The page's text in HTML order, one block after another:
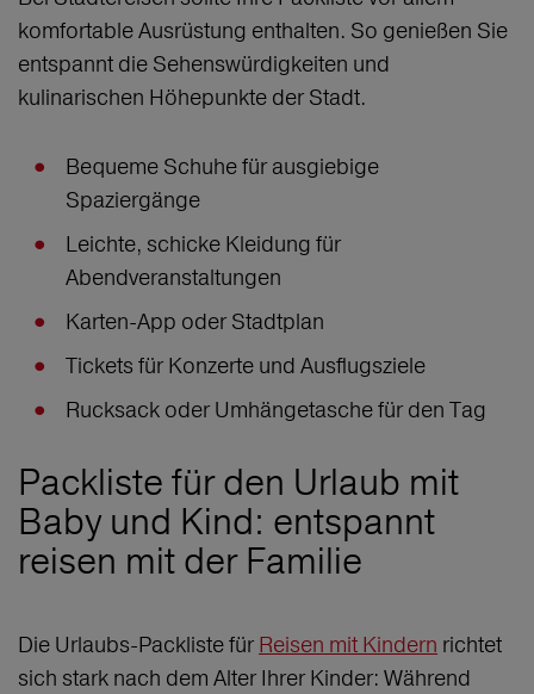
komfortable Ausrüstung enthalten. So genießen Sie
entspannt die Sehenswürdigkeiten und
kulinarischen Höhepunkte der Stadt.
Bequeme Schuhe für ausgiebige
Spaziergänge
Leichte, schicke Kleidung für
Abendveranstaltungen
Karten-App oder Stadtplan
Tickets für Konzerte und Ausflugsziele
Rucksack oder Umhängetasche für den Tag
Packliste für den Urlaub mit
Baby und Kind: entspannt
reisen mit der Familie
Die Urlaubs-Packliste für Reisen mit Kindern richtet
sich stark nach dem Alter Ihrer Kinder: Während